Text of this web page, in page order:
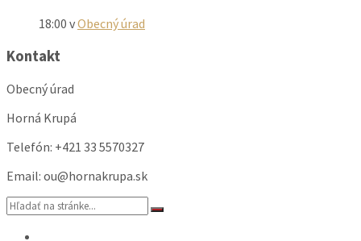
18:00 vObecný úrad
Kontakt
Obecný úrad
Horná Krupá
Telefón: +421 33 5570327
Email: ou@hornakrupa.sk
Vyhľadávanie: